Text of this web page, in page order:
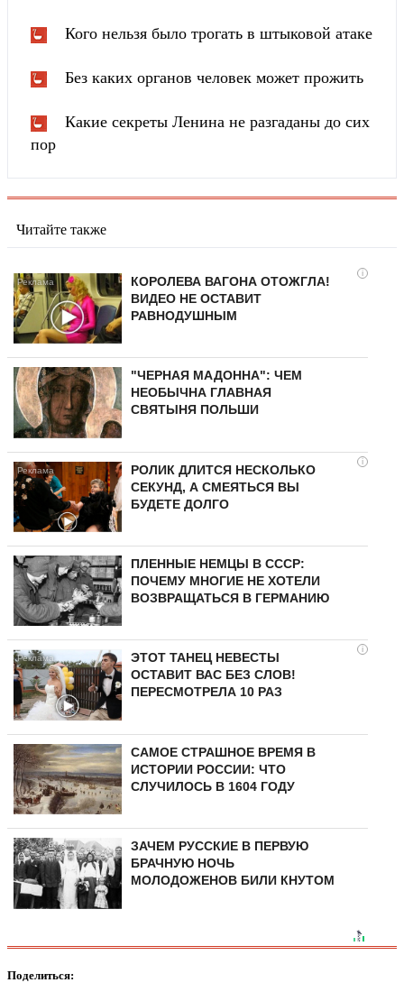
Кого нельзя было трогать в штыковой атаке
Без каких органов человек может прожить
Какие секреты Ленина не разгаданы до сих
пор
Читайте также
i
КОРОЛЕВА ВАГОНА ОТОЖГЛА!
ВИДЕО НЕ ОСТАВИТ
РАВНОДУШНЫМ
"ЧЕРНАЯ МАДОННА": ЧЕМ
НЕОБЫЧНА ГЛАВНАЯ
СВЯТЫНЯ ПОЛЬШИ
i
РОЛИК ДЛИТСЯ НЕСКОЛЬКО
СЕКУНД, А СМЕЯТЬСЯ ВЫ
БУДЕТЕ ДОЛГО
ПЛЕННЫЕ НЕМЦЫ В СССР:
ПОЧЕМУ МНОГИЕ НЕ ХОТЕЛИ
ВОЗВРАЩАТЬСЯ В ГЕРМАНИЮ
i
ЭТОТ ТАНЕЦ НЕВЕСТЫ
ОСТАВИТ ВАС БЕЗ СЛОВ!
ПЕРЕСМОТРЕЛА 10 РАЗ
САМОЕ СТРАШНОЕ ВРЕМЯ В
ИСТОРИИ РОССИИ: ЧТО
СЛУЧИЛОСЬ В 1604 ГОДУ
ЗАЧЕМ РУССКИЕ В ПЕРВУЮ
БРАЧНУЮ НОЧЬ
МОЛОДОЖЕНОВ БИЛИ КНУТОМ
Поделиться: